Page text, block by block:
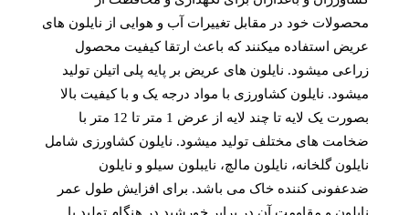
محصولات خود در مقابل تغییرات آب و هوایی از نایلون های
عریض استفاده میکنند که باعث ارتقا کیفیت محصول
زراعی میشود. نایلون های عریض بر پایه پلی اتیلن تولید
میشود. نایلون کشاورزی با مواد درجه یک و با کیفیت بالا
بصورت یک لایه تا چند لایه از عرض 1 متر تا 12 متر با
ضخامت های مختلف تولید میشود. نایلون کشاورزی شامل
نایلون گلخانه، نایلون مالچ، نایبلون سیلو و نایلون
ضدعفونی کننده خاک می باشد. برای افزایش طول عمر
نایلون و مقاومت آن در برابر خورشید در هنگام تولید با